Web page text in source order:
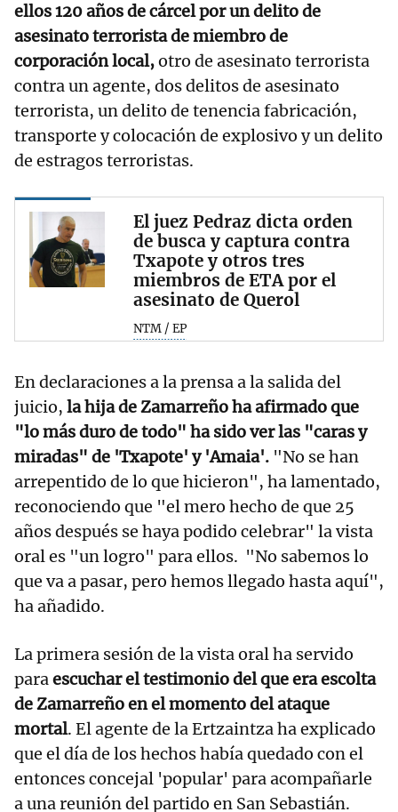
ellos 120 años de cárcel por un delito de
asesinato terrorista de miembro de
corporación local,otro de asesinato terrorista
contra un agente, dos delitos de asesinato
terrorista, un delito de tenencia fabricación,
transporte y colocación de explosivo y un delito
de estragos terroristas.
El juez Pedraz dicta orden
de busca y captura contra
Txapote y otros tres
miembros de ETA por el
asesinato de Querol
NTM / EP
En declaraciones a la prensa a la salida del
juicio, la hija de Zamarreño ha afirmado que
"lo más duro de todo" ha sido ver las "caras y
miradas" de 'Txapote' y 'Amaia'. "No se han
arrepentido de lo que hicieron", ha lamentado,
reconociendo que "el mero hecho de que 25
años después se haya podido celebrar" la vista
oral es "un logro" para ellos. "No sabemos lo
que va a pasar, pero hemos llegado hasta aquí",
ha añadido.
La primera sesión de la vista oral ha servido
paraescuchar el testimonio del que era escolta
de Zamarreño en el momento del ataque
mortal. El agente de la Ertzaintza ha explicado
que el día de los hechos había quedado con el
entonces concejal 'popular' para acompañarle
a una reunión del partido en San Sebastián.